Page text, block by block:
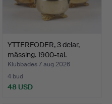
YTTERFODER, 3 delar,
mässing. 1900-tal.
Klubbades 7 aug 2026
4 bud
48 USD